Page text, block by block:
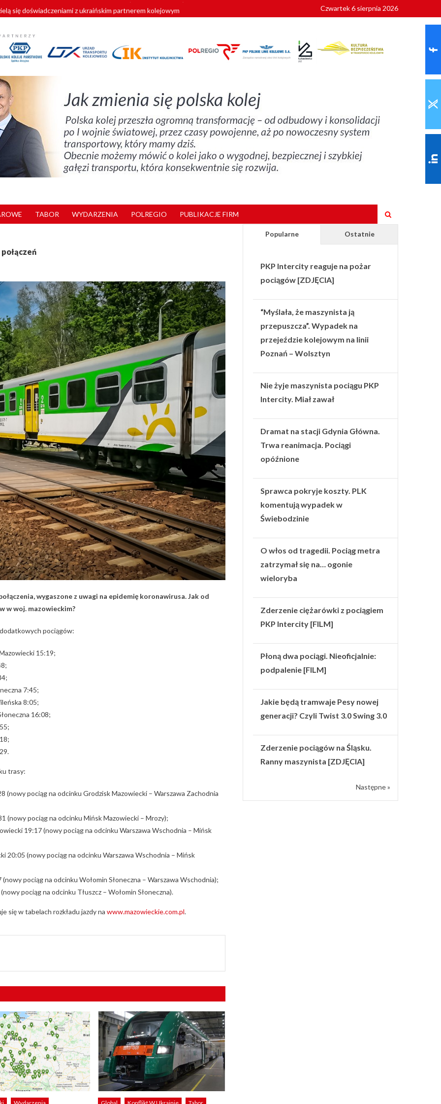
się doświadczeniami z ukraińskim partnerem kolejowym
Vectrony na 230 km/h
pociągi od PESA. Sześć nowoczesnych ELF-ów wyjedzie na tory w 2029 roku
180 nowych pracowników drużyn pociągowych od początku roku
Czwartek 6 sierpnia 2026
TABOR WYDARZENIA POLREGIO PUBLIKACJE FIRM
wygaszone z uwagi na epidemię koronawirusa. Jak od
w woj. mazowieckim?
pociągów:
15:19;
7:45;
8:05;
16:08;
trasy:
(nowy pociąg na odcinku Grodzisk Mazowiecki – Warszawa Zachodnia
(nowy pociąg na odcinku Mińsk Mazowiecki – Mrozy);
19:17 (nowy pociąg na odcinku Warszawa Wschodnia – Mińsk
20:05 (nowy pociąg na odcinku Warszawa Wschodnia – Mińsk
pociąg na odcinku Wołomin Słoneczna – Warszawa Wschodnia);
pociąg na odcinku Tłuszcz – Wołomin Słoneczna).
się w tabelach rozkładu jazdy na www.mazowieckie.com.pl.
Popularne Ostatnie
PKP Intercity reaguje na pożar
pociągów [ZDJĘCIA]
“Myślała, że maszynista ją
przepuszcza”. Wypadek na
przejeździe kolejowym na linii
Poznań – Wolsztyn
Nie żyje maszynista pociągu PKP
Intercity. Miał zawał
Dramat na stacji Gdynia Główna.
Trwa reanimacja. Pociągi
opóźnione
Sprawca pokryje koszty. PLK
komentują wypadek w
Świebodzinie
O włos od tragedii. Pociąg metra
zatrzymał się na… ogonie
wieloryba
Zderzenie ciężarówki z pociągiem
PKP Intercity [FILM]
Płoną dwa pociągi. Nieoficjalnie:
podpalenie [FILM]
Jakie będą tramwaje Pesy nowej
generacji? Czyli Twist 3.0 Swing 3.0
Zderzenie pociągów na Śląsku.
Ranny maszynista [ZDJĘCIA]
Następne »